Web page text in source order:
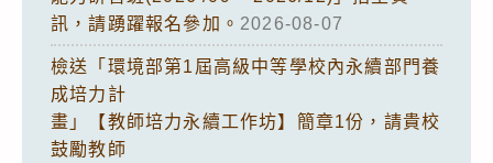
訊，請踴躍報名參加。 2026-08-07
檢送「環境部第1屆高級中等學校內永續部門養
成培力計
畫」【教師培力永續工作坊】簡章1份，請貴校
鼓勵教師